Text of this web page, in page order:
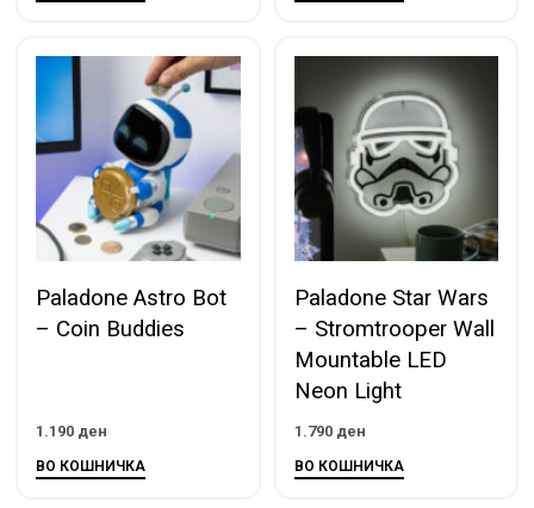
Paladone Astro Bot
– Coin Buddies
1.190 ден
ВО КОШНИЧКА
Paladone Star Wars
– Stromtrooper Wall
Mountable LED
Neon Light
1.790 ден
ВО КОШНИЧКА